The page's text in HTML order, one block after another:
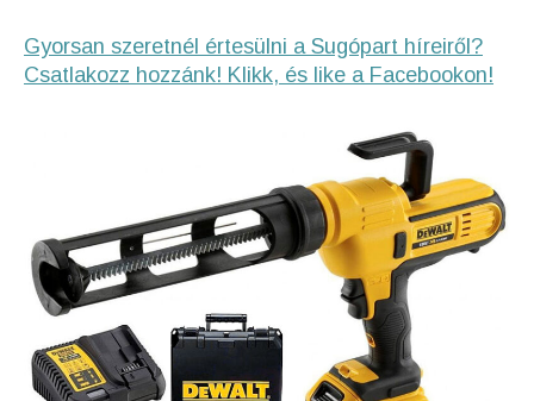
Gyorsan szeretnél értesülni a Sugópart híreiről?
Csatlakozz hozzánk! Klikk, és like a Facebookon!